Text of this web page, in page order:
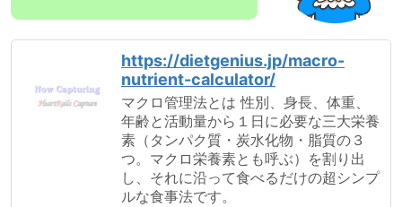
https://dietgenius.jp/macro-
nutrient-calculator/
マクロ管理法とは 性別、身長、体重、
年齢と活動量から１日に必要な三大栄養
素（タンパク質・炭水化物・脂質の３
つ。マクロ栄養素とも呼ぶ）を割り出
し、それに沿って食べるだけの超シンプ
ルな食事法です。